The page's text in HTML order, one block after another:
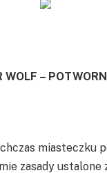
WOLF –
miasteczku
zasady ustalone